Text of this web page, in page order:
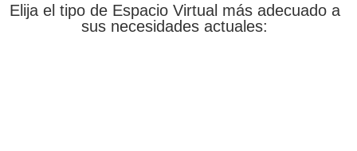
Elija el tipo de Espacio Virtual más adecuado a
sus necesidades actuales: